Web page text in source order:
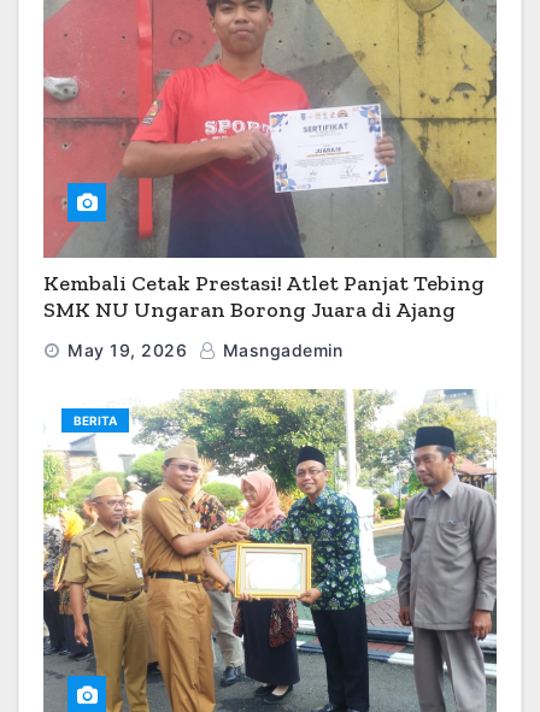
Kembali Cetak Prestasi! Atlet Panjat Tebing
SMK NU Ungaran Borong Juara di Ajang
May 19, 2026 Masngademin
BERITA